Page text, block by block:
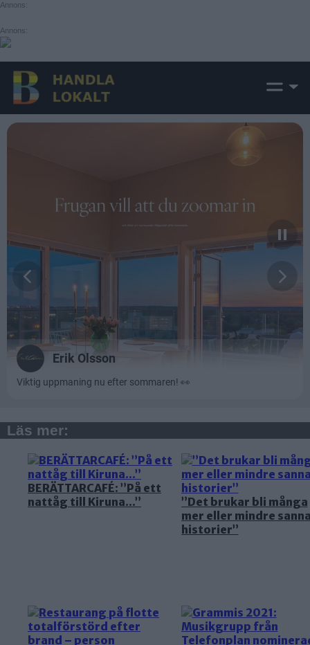
Annons:
Annons:
Läs mer:
BERÄTTARCAFÉ: ”På ett
nattåg till Kiruna…”
”Det brukar bli många
mer eller mindre
historier”